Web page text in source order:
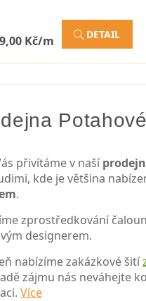
Kč/m DETAIL
přivítáme v naší
kde je většina
.
zprostředkování
designerem.
nabízíme zakázkové šití
zájmu nás neváhejte
Více